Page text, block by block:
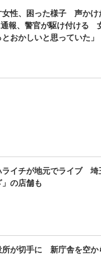
性、困った様子 声かけ
報、警官が駆け付ける
おかしいと思っていた」
イチが地元でライブ
の店舗も
が切手に 新庁舎を空か